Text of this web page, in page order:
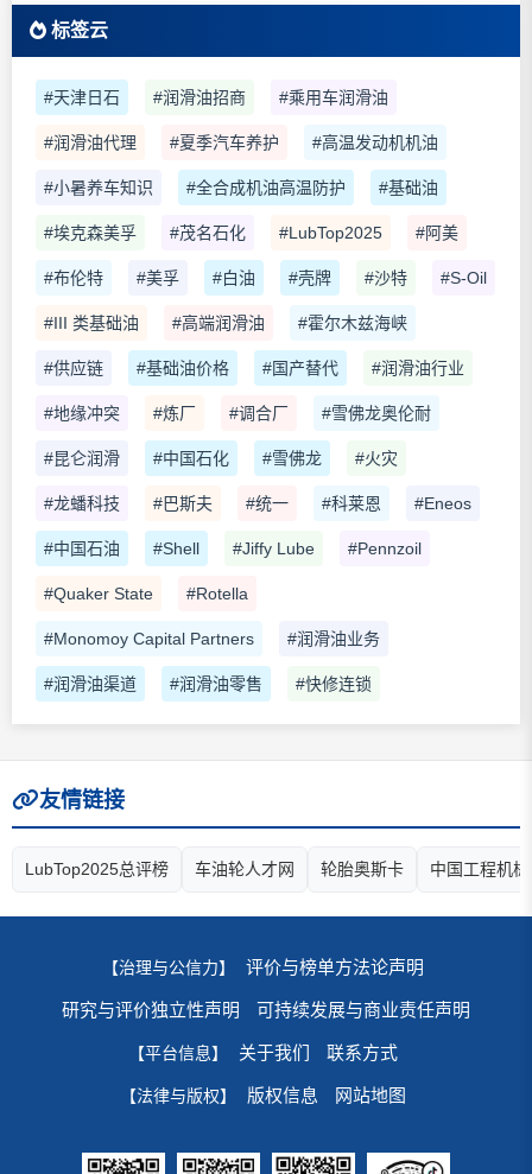
标签云
#天津日石 #润滑油招商 #乘用车润滑油
#润滑油代理 #夏季汽车养护 #高温发动机机油
#小暑养车知识 #全合成机油高温防护 #基础油
#埃克森美孚 #茂名石化 #LubTop2025 #阿美
#布伦特 #美孚 #白油 #壳牌 #沙特 #S-Oil
#III 类基础油 #高端润滑油 #霍尔木兹海峡
#供应链 #基础油价格 #国产替代 #润滑油行业
#地缘冲突 #炼厂 #调合厂 #雪佛龙奥伦耐
#昆仑润滑 #中国石化 #雪佛龙 #火灾
#龙蟠科技 #巴斯夫 #统一 #科莱恩 #Eneos
#中国石油 #Shell #Jiffy Lube #Pennzoil
#Quaker State #Rotella
#Monomoy Capital Partners #润滑油业务
#润滑油渠道 #润滑油零售 #快修连锁
友情链接
LubTop2025总评榜 车油轮人才网 轮胎奥斯卡 中国工程机
【治理与公信力】 评价与榜单方法论声明
研究与评价独立性声明 可持续发展与商业责任声明
【平台信息】 关于我们 联系方式
【法律与版权】 版权信息 网站地图